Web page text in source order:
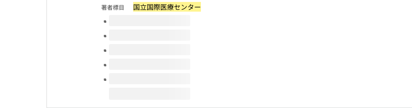
著者標目 国立国際医療センター
このタイトルの巻号